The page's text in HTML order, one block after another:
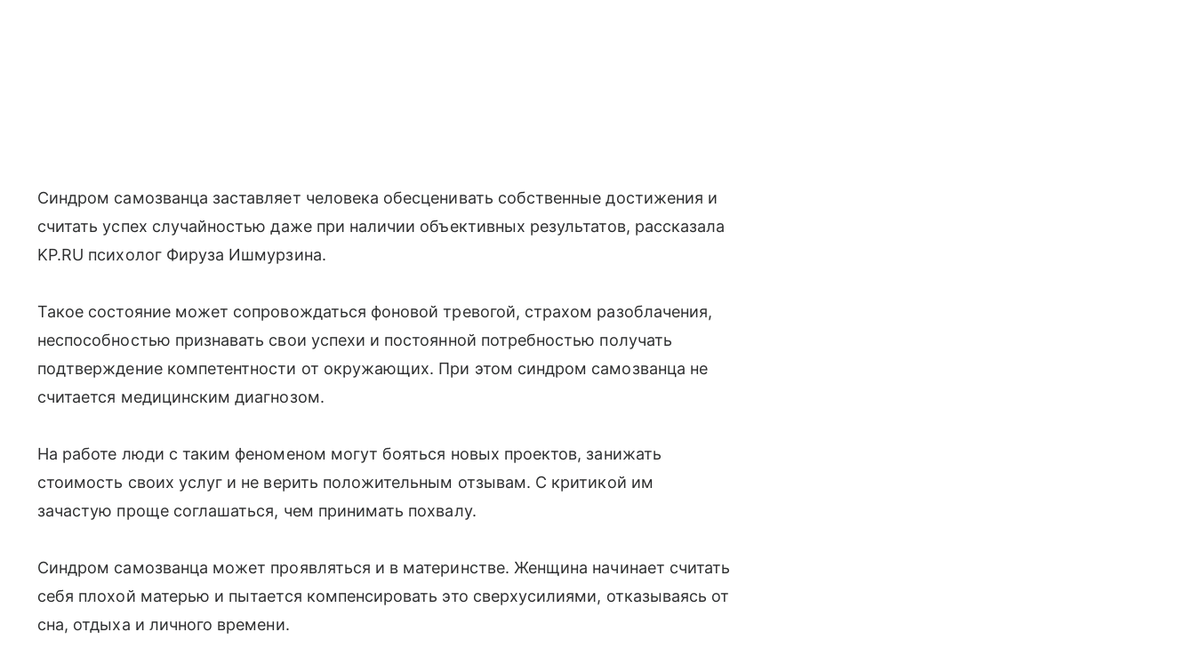
Синдром самозванца заставляет человека обесценивать собственные достижения и
считать успех случайностью даже при наличии объективных результатов, рассказала
KP.RU психолог Фируза Ишмурзина.
Такое состояние может сопровождаться фоновой тревогой, страхом разоблачения,
неспособностью признавать свои успехи и постоянной потребностью получать
подтверждение компетентности от окружающих. При этом синдром самозванца не
считается медицинским диагнозом.
На работе люди с таким феноменом могут бояться новых проектов, занижать
стоимость своих услуг и не верить положительным отзывам. С критикой им
зачастую проще соглашаться, чем принимать похвалу.
Синдром самозванца может проявляться и в материнстве. Женщина начинает считать
себя плохой матерью и пытается компенсировать это сверхусилиями, отказываясь от
сна, отдыха и личного времени.